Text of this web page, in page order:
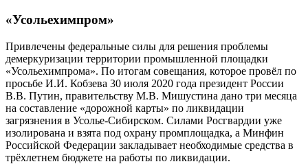
«Усольехимпром»
Привлечены федеральные силы для решения проблемы
демеркуризации территории промышленной площадки
«Усольехимпрома». По итогам совещания, которое провёл по
просьбе И.И. Кобзева 30 июля 2020 года президент России
В.В. Путин, правительству М.В. Мишустина дано три месяца
на составление «дорожной карты» по ликвидации
загрязнения в Усолье-Сибирском. Силами Росгвардии уже
изолирована и взята под охрану промплощадка, а Минфин
Российской Федерации закладывает необходимые средства в
трёхлетнем бюджете на работы по ликвидации.